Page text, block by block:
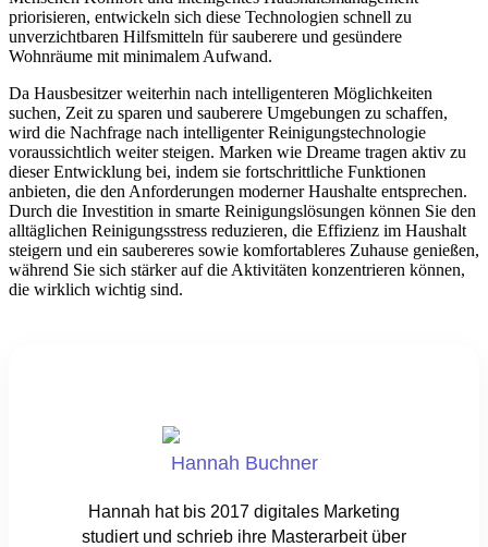
priorisieren, entwickeln sich diese Technologien schnell zu
unverzichtbaren Hilfsmitteln für sauberere und gesündere
Wohnräume mit minimalem Aufwand.
Da Hausbesitzer weiterhin nach intelligenteren Möglichkeiten
suchen, Zeit zu sparen und sauberere Umgebungen zu schaffen,
wird die Nachfrage nach intelligenter Reinigungstechnologie
voraussichtlich weiter steigen. Marken wie Dreame tragen aktiv zu
dieser Entwicklung bei, indem sie fortschrittliche Funktionen
anbieten, die den Anforderungen moderner Haushalte entsprechen.
Durch die Investition in smarte Reinigungslösungen können Sie den
alltäglichen Reinigungsstress reduzieren, die Effizienz im Haushalt
steigern und ein saubereres sowie komfortableres Zuhause genießen,
während Sie sich stärker auf die Aktivitäten konzentrieren können,
die wirklich wichtig sind.
Hannah Buchner
Hannah hat bis 2017 digitales Marketing
studiert und schrieb ihre Masterarbeit über